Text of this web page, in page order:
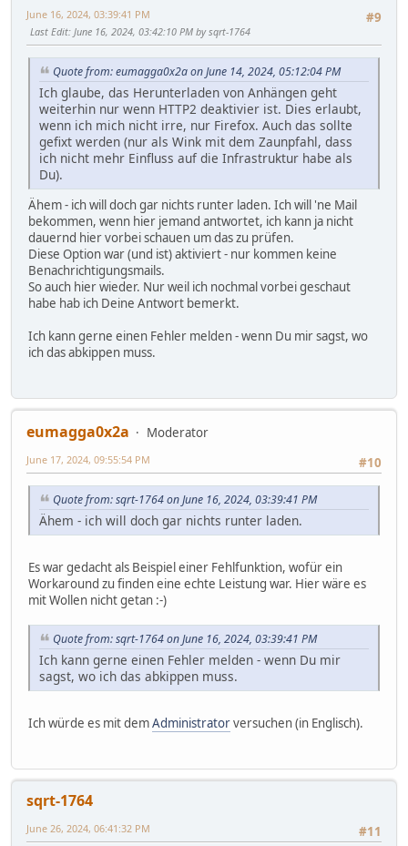
#9
June 16, 2024, 03:39:41 PM
Last Edit: June 16, 2024, 03:42:10 PM by sqrt-1764
Quote from: eumagga0x2a on June 14, 2024, 05:12:04 PM
Ich glaube, das Herunterladen von Anhängen geht
weiterhin nur wenn HTTP2 deaktivier ist. Dies erlaubt,
wenn ich mich nicht irre, nur Firefox. Auch das sollte
gefixt werden (nur als Wink mit dem Zaunpfahl, dass
ich nicht mehr Einfluss auf die Infrastruktur habe als
Du).
Ähem - ich will doch gar nichts runter laden. Ich will 'ne Mail
bekommen, wenn hier jemand antwortet, ich kann ja nicht
dauernd hier vorbei schauen um das zu prüfen.
Diese Option war (und ist) aktiviert - nur kommen keine
Benachrichtigungsmails.
So auch hier wieder. Nur weil ich nochmal vorbei geschaut
habe hab ich Deine Antwort bemerkt.
Ich kann gerne einen Fehler melden - wenn Du mir sagst, wo
ich das abkippen muss.
eumagga0x2a
Moderator
#10
June 17, 2024, 09:55:54 PM
Quote from: sqrt-1764 on June 16, 2024, 03:39:41 PM
Ähem - ich will doch gar nichts runter laden.
Es war gedacht als Beispiel einer Fehlfunktion, wofür ein
Workaround zu finden eine echte Leistung war. Hier wäre es
mit Wollen nicht getan :-)
Quote from: sqrt-1764 on June 16, 2024, 03:39:41 PM
Ich kann gerne einen Fehler melden - wenn Du mir
sagst, wo ich das abkippen muss.
Ich würde es mit demAdministratorversuchen (in Englisch).
sqrt-1764
#11
June 26, 2024, 06:41:32 PM